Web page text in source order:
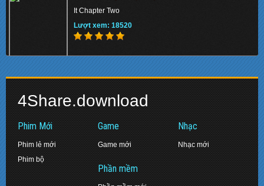
Lượt xem: 132868
Lượt xem: 141640
Huyền Thoại Quái Vật Hồ Loch Ness (2007)
It Chapter Two
Lượt xem: 18520
Avengers: Endgame
Diệp Vấn 2: Tôn Sư Truyền Kỳ (2010)
4Share.download
Phim Mới
Phim lẻ mới
Phim bộ
Game
Game mới
Phần mềm
Nhạc
Nhạc mới